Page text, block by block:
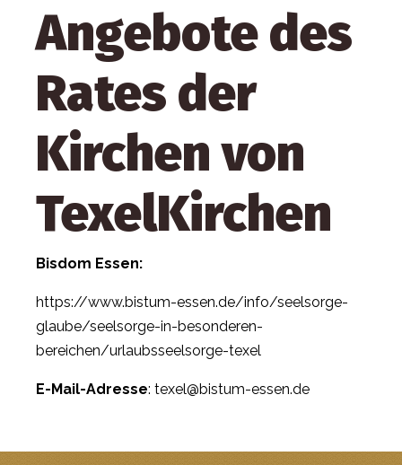
Angebote des
Rates der
Kirchen von
TexelKirchen
Bisdom Essen:
https://www.bistum-essen.de/info/seelsorge-
glaube/seelsorge-in-besonderen-
bereichen/urlaubsseelsorge-texel
E-Mail-Adresse: texel@bistum-essen.de